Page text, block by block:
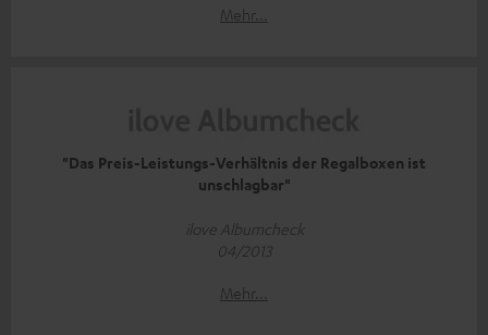
Mehr...
"Das Preis-Leistungs-Verhältnis der Regalboxen ist
unschlagbar"
ilove Albumcheck
04/2013
Mehr...